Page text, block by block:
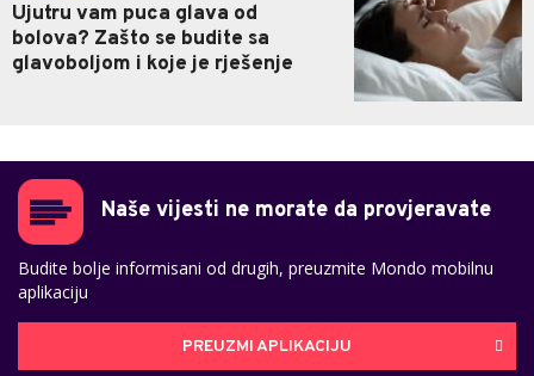
Ujutru vam puca glava od
bolova? Zašto se budite sa
glavoboljom i koje je rješenje
Naše vijesti ne morate da provjeravate
Budite bolje informisani od drugih, preuzmite Mondo mobilnu
aplikaciju
PREUZMI APLIKACIJU